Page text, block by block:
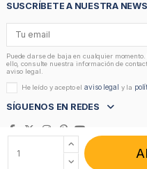
SUSCRÍBETE A NUESTRA
Puede darse de baja en cualquier momento.
ello, consulte nuestra información de
aviso legal.
He leído y acepto elaviso legal y la
SÍGUENOS EN REDES